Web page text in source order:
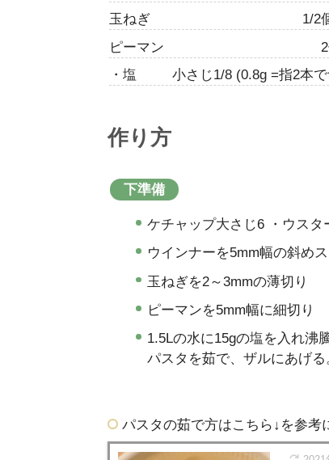
玉ねぎ
1/2
ピーマン
・塩
小さじ1/8 (0.8g =指2本
作り方
下準備
ケチャップ大さじ6 ・ウスタ
ウインナーを5mm幅の斜め
玉ねぎを2～3mmの薄切り
ピーマンを5mm幅に細切り
1.5Lの水に15gの塩を入れ沸
パスタを茹で、ザルにあげる
パスタの茹で方はこちら↓を参考